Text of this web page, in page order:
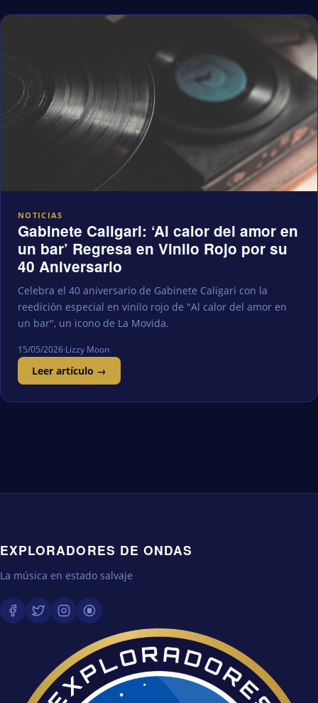
NOTICIAS
Gabinete Caligari: ‘Al calor del amor en
un bar’ Regresa en Vinilo Rojo por su
40 Aniversario
Celebra el 40 aniversario de Gabinete Caligari con la
reedición especial en vinilo rojo de "Al calor del amor en
un bar", un icono de La Movida.
15/05/2026·Lizzy Moon
Leer artículo →
EXPLORADORES DE ONDAS
La música en estado salvaje